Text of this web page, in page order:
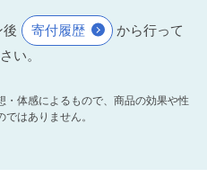
後 寄付履歴
から行って
い。
体感によるもので、商品の効果や性
はありません。